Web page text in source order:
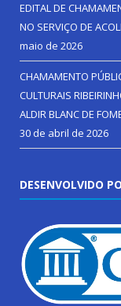
EDITAL DE
NO SERVIÇO DE
maio de 2026
CHAMAMENTO
CULTURAIS
ALDIR BLANC DE
30 de abril de 2026
DESENVOLVIDO